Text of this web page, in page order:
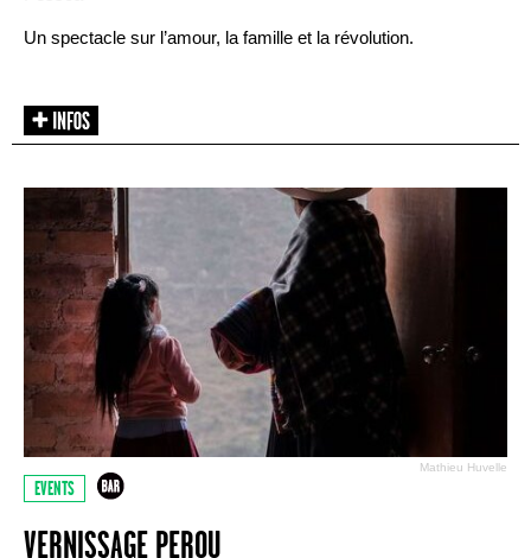
Un spectacle sur l’amour, la famille et la révolution.
Mathieu Huvelle
EVENTS
VERNISSAGE PEROU